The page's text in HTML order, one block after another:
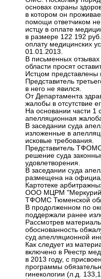
основах охраны
в котором он
помощи ответчиком
истцу в оплате
в размере 122 192
оплату медицинских
01.01.2013.
В письменных
области просят
Истцом
Представитель
в него не явился.
От Департамента
жалобы в отсутствие
На основании части 1
апелляционная
В заседании суда
изложенные в
исковые требования.
Представитель
решение суда
удовлетворения.
В заседании суда
размещена на
Картотеке
ООО МЦРМ "Меркурий"
ТФОМС Тюменской
В продолженном по
поддержали ранее
Рассмотрев
обоснованность
суд апелляционной
Как следует из
включено в Реестр
в 2013 году, с
программы
гинекологии (л.д.